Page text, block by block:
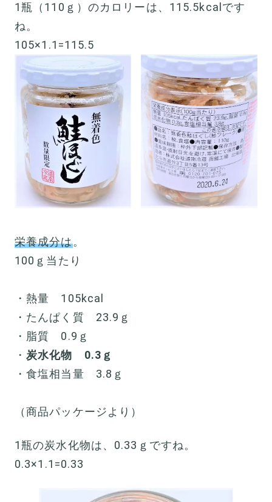
1瓶（110ｇ）のカロリーは、115.5kcalです
ね。
105×1.1=115.5
栄養成分は。
100ｇ当たり
・熱量 105kcal
・たんぱく質 23.9ｇ
・脂質 0.9ｇ
・炭水化物 0.3ｇ
・食塩相当量 3.8ｇ
（商品パッケージより）
1瓶の炭水化物は、0.33ｇですね。
0.3×1.1=0.33